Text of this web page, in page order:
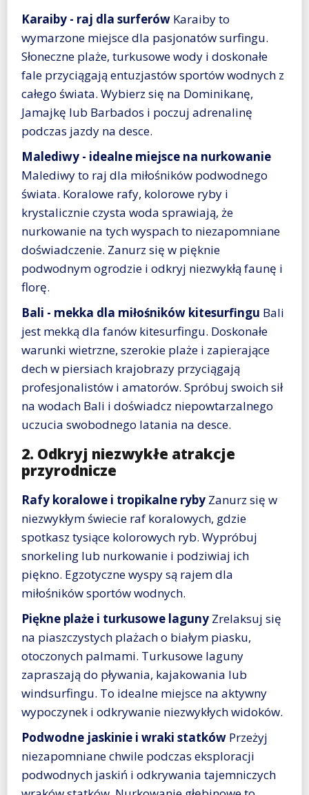
Karaiby - raj dla surferów Karaiby to
wymarzone miejsce dla pasjonatów surfingu.
Słoneczne plaże, turkusowe wody i doskonałe
fale przyciągają entuzjastów sportów wodnych z
całego świata. Wybierz się na Dominikanę,
Jamajkę lub Barbados i poczuj adrenalinę
podczas jazdy na desce.
Malediwy - idealne miejsce na nurkowanie
Malediwy to raj dla miłośników podwodnego
świata. Koralowe rafy, kolorowe ryby i
krystalicznie czysta woda sprawiają, że
nurkowanie na tych wyspach to niezapomniane
doświadczenie. Zanurz się w pięknie
podwodnym ogrodzie i odkryj niezwykłą faunę i
florę.
Bali - mekka dla miłośników kitesurfingu Bali
jest mekką dla fanów kitesurfingu. Doskonałe
warunki wietrzne, szerokie plaże i zapierające
dech w piersiach krajobrazy przyciągają
profesjonalistów i amatorów. Spróbuj swoich sił
na wodach Bali i doświadcz niepowtarzalnego
uczucia swobodnego latania na desce.
2. Odkryj niezwykłe atrakcje
przyrodnicze
Rafy koralowe i tropikalne ryby Zanurz się w
niezwykłym świecie raf koralowych, gdzie
spotkasz tysiące kolorowych ryb. Wypróbuj
snorkeling lub nurkowanie i podziwiaj ich
piękno. Egzotyczne wyspy są rajem dla
miłośników sportów wodnych.
Piękne plaże i turkusowe laguny Zrelaksuj się
na piaszczystych plażach o białym piasku,
otoczonych palmami. Turkusowe laguny
zapraszają do pływania, kajakowania lub
windsurfingu. To idealne miejsce na aktywny
wypoczynek i odkrywanie niezwykłych widoków.
Podwodne jaskinie i wraki statków Przeżyj
niezapomniane chwile podczas eksploracji
podwodnych jaskiń i odkrywania tajemniczych